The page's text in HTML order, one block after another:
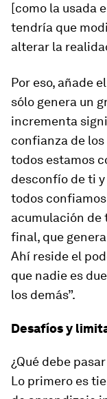
[como la usada
tendría que
alterar la
Por eso, añade
sólo genera un
incrementa
confianza de
todos estamos
desconfío de ti
todos
acumulación de
final, que
Ahí reside el
que nadie es
los demás”.
Desafíos y
¿Qué debe
Lo primero es